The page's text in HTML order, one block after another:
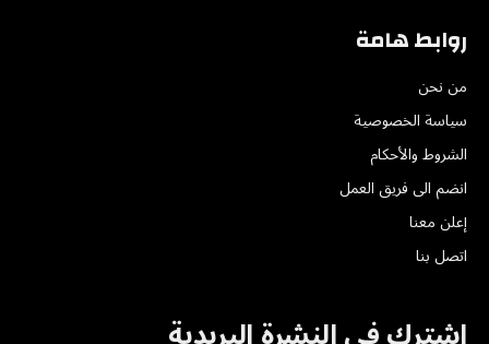
روابط هامة
من نحن
سياسة الخصوصية
الشروط والأحكام
انضم الى فريق العمل
إعلن معنا
اتصل بنا